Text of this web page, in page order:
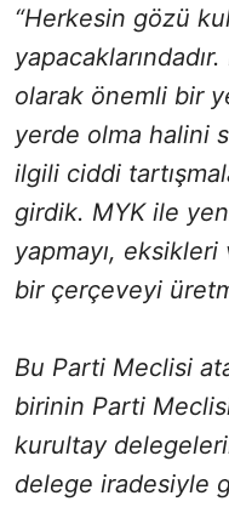
“Herkesin gözü
olarak önemli bir
yerde olma halini
ilgili ciddi
girdik. MYK ile
yapmayı,
bir çerçeveyi
Bu Parti Meclisi
birinin Parti
kurultay
delege iradesiyle